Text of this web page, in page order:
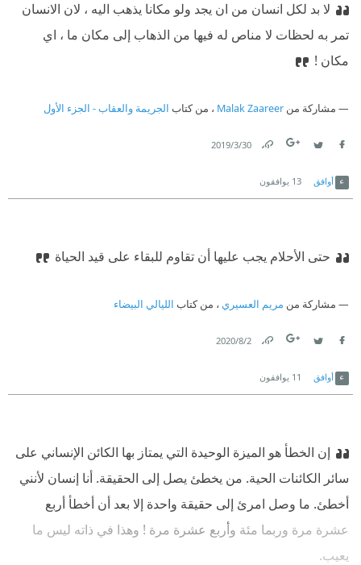
لا بد لكل انسان من ان يجد ولو مكانا يذهب اليه ، لان الانسان
تمر به لحظات لا مناص له فيها من الذهاب إلى مكان ما ، اي
مكان !
مشاركة من Malak Zaareer ، من كتاب الجريمة والعقاب - الجزء الأول
30‏/3‏/2019
أوافق 13 يوافقون
حتى الأحلام يجب عليها أن تقاوم للبقاء على قيد الحياة
مشاركة من مريم العسيري ، من كتاب الليالي البيضاء
2‏/8‏/2020
أوافق 11 يوافقون
إن الخطأ هو الميزة الوحيدة التي يمتاز بها الكائن الإنساني على
سائر الكائنات الحية. من يخطئ يصل إلى الحقيقة. أنا إنسان لأنني
أخطئ. ما وصل امرئ إلى حقيقة واحدة إلا بعد أن أخطأ أربع
عشرة مرة وربما مئة وأربع عشرة مرة ! وهذا في ذاته ليس ما
يعيب.